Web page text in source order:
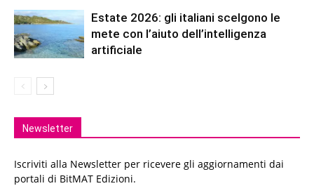
Estate 2026: gli italiani scelgono le
mete con l’aiuto dell’intelligenza
artificiale
Newsletter
Iscriviti alla Newsletter per ricevere gli aggiornamenti dai
portali di BitMAT Edizioni.